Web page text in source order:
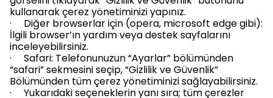
kullanarak çerez yönetiminizi yapınız.
· Diğer browserlar için (opera, microsoft edge gibi):
İlgili browser’ın yardım veya destek sayfalarını
inceleyebilirsiniz.
· Safari: Telefonunuzun “Ayarlar” bölümünden
“safari” sekmesini seçip, “Gizlilik ve Güvenlik”
Bölümünden tüm çerez yönetiminizi sağlayabilirsiniz.
· Yukarıdaki seçeneklerin yanı sıra; tüm çerezler